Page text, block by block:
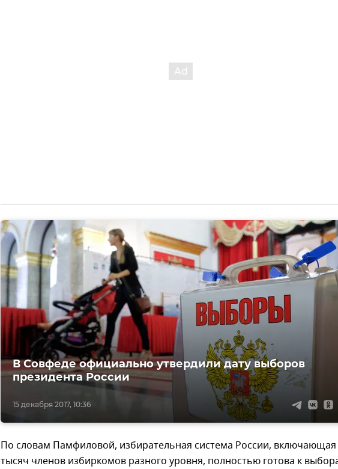
15 декабря 2017, 10:36
В Совфеде официально утвердили дату выборов
президента России
По словам Памфиловой, избирательная система России, включающая
тысяч членов избиркомов разного уровня, полностью готова к